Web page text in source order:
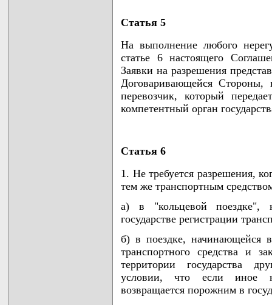
Статья 5
На выполнение любого
статье 6 настоящего
Заявки на разрешения
Договаривающейся Стороны,
перевозчик, который
компетентный орган
Статья 6
1. Не требуется разрешения,
тем же транспортным
а) в "кольцевой поездке",
государстве регистрации
б) в поездке, начинающейся
транспортного средства и
территории государства
условии, что если иное
возвращается порожним в